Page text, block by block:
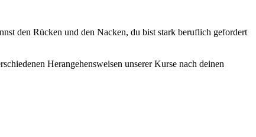
den Rücken und den Nacken, du bist stark beruflich gefordert
Herangehensweisen unserer Kurse nach deinen